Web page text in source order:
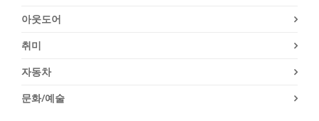
아웃도어
취미
자동차
문화/예술